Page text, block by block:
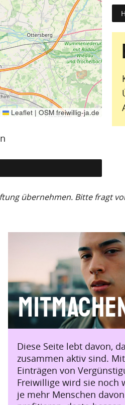
Leaflet | OSM freiwillig-ja.de
übernehmen. Bitte fragt
Diese Seite lebt davon,
zusammen aktiv sind.
Einträgen von
Freiwillige wird sie noch
je mehr Menschen